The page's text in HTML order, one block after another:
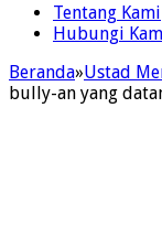
Tentang Kami
Hubungi
Beranda»Ustad
bully-an yang